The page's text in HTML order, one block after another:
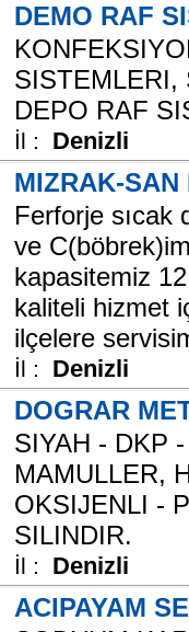
DEMO RAF
SISTEMLERI,
DEPO RAF
İl : Denizli
MIZRAK-SAN
Ferforje sıcak
ve
kapasitemiz
kaliteli hizmet
ilçelere
İl : Denizli
DOGRAR
SIYAH - DKP
MAMULLER,
OKSIJENLI -
SILINDIR.
İl : Denizli
ACIPAYAM